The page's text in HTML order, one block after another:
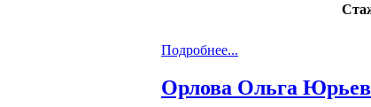
Подробнее...
Орлова Ольга